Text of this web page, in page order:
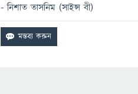
- নিশাত তাসনিম (সাইন্স বী)